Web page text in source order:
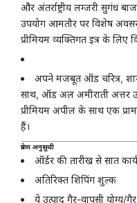
और अंतर्राष्ट्रीय लग्जरी सुगंध
उपयोग आमतौर पर विशेष
प्रीमियम व्यक्तिगत इत्र के लिए
अपने मजबूत ऑड चरित्र,
साथ, ऑड अल अमीराती अत्तर
प्रीमियम अपील के साथ एक
हैं।
प्रेषण अनुसूची
ऑर्डर की तारीख से सात
अतिरिक्त शिपिंग शुल्क
ये उत्पाद गैर-वापसी योग्य/